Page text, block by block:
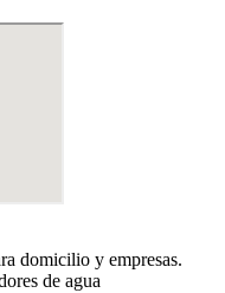
domicilio y empresas.
de agua